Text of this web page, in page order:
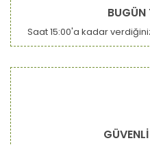
BUGÜN
Saat 15:00'a kadar